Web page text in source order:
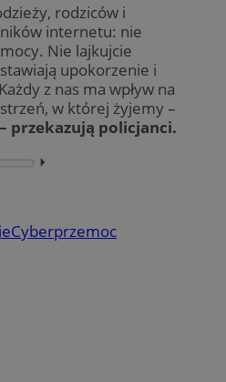
rodziców i
internetu: nie
Nie lajkujcie
upokorzenie i
z nas ma wpływ na
w której żyjemy –
– przekazują policjanci.
⏵︎
Cyberprzemoc